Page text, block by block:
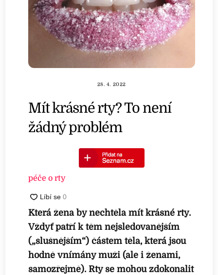
28. 4. 2022
Mít krásné rty? To není
žádný problém
péče o rty
Která žena by nechtěla mít krásné rty.
Vždyť patří k těm nejsledovanějším
(„slušnějším“) částem těla, která jsou
hodně vnímány muži (ale i ženami,
samozřejmě). Rty se mohou zdokonalit